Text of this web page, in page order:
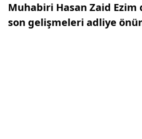
Muhabiri Hasan Zaid Ezim
son gelişmeleri adliye